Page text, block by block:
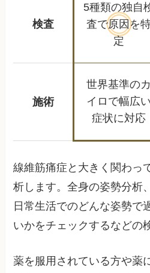
検査
5種類の独自
査で原因を
定
施術
世界基準のカ
イロで幅広い
症状に対応
線維筋痛症と大きく関わっ
析します。全身の姿勢分析
日常生活でのどんな姿勢で
いかをチェックするなどの
薬を服用されている方や薬